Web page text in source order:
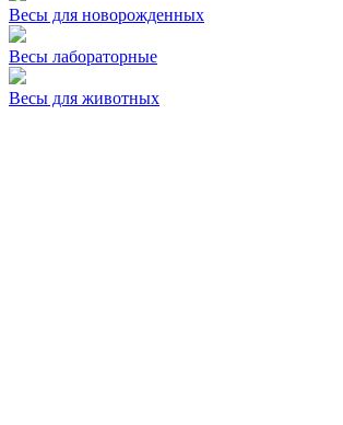
Весы для новорожденных
Весы лабораторные
Весы для животных